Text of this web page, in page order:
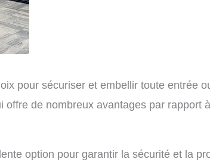
pour sécuriser et embellir toute entrée
de nombreux avantages par rapport
option pour garantir la sécurité et la